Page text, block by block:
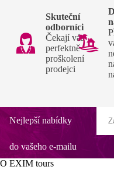
Skuteční
odborníci
Čekají vás
perfektně
proškolení
prodejci
Nejlepší nabídky
do vašeho e-mailu
O EXIM tours